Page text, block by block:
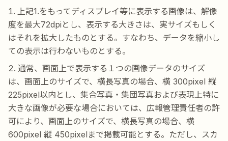
上記1.をもってディスプレイ等に表示する画像は、解像
度を最大72dpiとし、表示する大きさは、実サイズもしく
はそれを拡大したものとする。すなわち、データを縮小し
ての表示は行わないものとする。
通常、画面上で表示する１つの画像データのサイズ
は、画面上のサイズで、横長写真の場合、横 300pixel 縦
225pixel以内とし、集合写真・集団写真および表現上特に
大きな画像が必要な場合においては、広報管理責任者の許
可により、画面上のサイズで、横長写真の場合、横
600pixel 縦 450pixelまで掲載可能とする。ただし、スカ